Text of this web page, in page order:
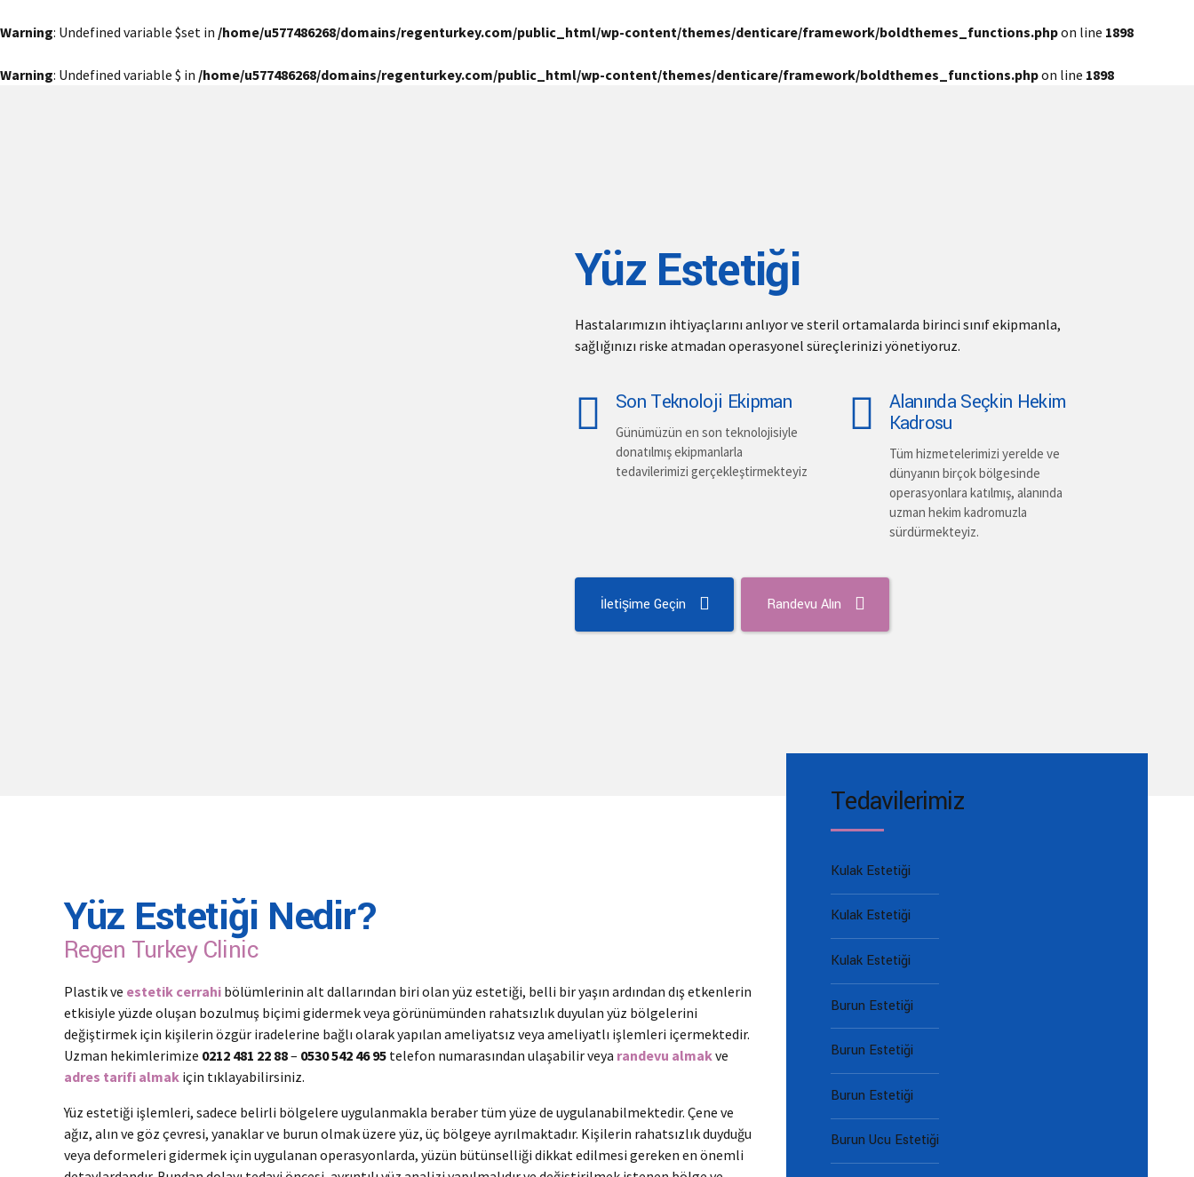
Warning: Undefined variable $set in /home/u577486268/domains/regenturkey.com/public_html/wp-content/themes/denticare/framework/boldthemes_functions.phpon line 1898
Warning: Undefined variable $ in /home/u577486268/domains/regenturkey.com/public_html/wp-content/themes/denticare/framework/boldthemes_functions.phpon line 1898
Yüz Estetiği
Hastalarımızın ihtiyaçlarını anlıyor ve steril ortamalarda birinci sınıf ekipmanla,
sağlığınızı riske atmadan operasyonel süreçlerinizi yönetiyoruz.
Son Teknoloji Ekipman
Günümüzün en son teknolojisiyle
donatılmış ekipmanlarla
tedavilerimizi gerçekleştirmekteyiz
Alanında Seçkin Hekim
Kadrosu
Tüm hizmetelerimizi yerelde ve
dünyanın birçok bölgesinde
operasyonlara katılmış, alanında
uzman hekim kadromuzla
sürdürmekteyiz.
İletişime Geçin Randevu Alın
Yüz Estetiği Nedir?
Regen Turkey Clinic
Plastik ve estetik cerrahi bölümlerinin alt dallarından biri olan yüz estetiği, belli bir yaşın ardından dış etkenlerin
etkisiyle yüzde oluşan bozulmuş biçimi gidermek veya görünümünden rahatsızlık duyulan yüz bölgelerini
değiştirmek için kişilerin özgür iradelerine bağlı olarak yapılan ameliyatsız veya ameliyatlı işlemleri içermektedir.
Uzman hekimlerimize 0212 481 22 88– 0530 542 46 95 telefon numarasından ulaşabilir veya randevu almakve
adres tarifi almak için tıklayabilirsiniz.
Yüz estetiği işlemleri, sadece belirli bölgelere uygulanmakla beraber tüm yüze de uygulanabilmektedir. Çene ve
ağız, alın ve göz çevresi, yanaklar ve burun olmak üzere yüz, üç bölgeye ayrılmaktadır. Kişilerin rahatsızlık duyduğu
veya deformeleri gidermek için uygulanan operasyonlarda, yüzün bütünselliği dikkat edilmesi gereken en önemli
Tedavilerimiz
Kulak Estetiği
Kulak Estetiği
Kulak Estetiği
Burun Estetiği
Burun Estetiği
Burun Estetiği
Burun Ucu Estetiği